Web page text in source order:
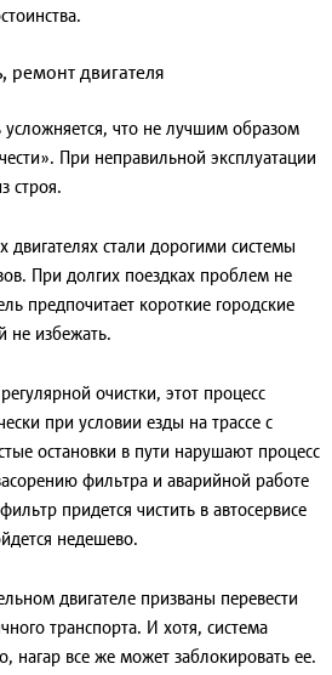
что не лучшим образом
При неправильной эксплуатации
строя.
стали дорогими системы
При долгих поездках проблем не
предпочитает короткие городские
не избежать.
очистки, этот процесс
при условии езды на трассе с
остановки в пути нарушают процесс
фильтра и аварийной работе
придется чистить в автосервисе
недешево.
двигателе призваны перевести
транспорта. И хотя, система
нагар все же может заблокировать ее.